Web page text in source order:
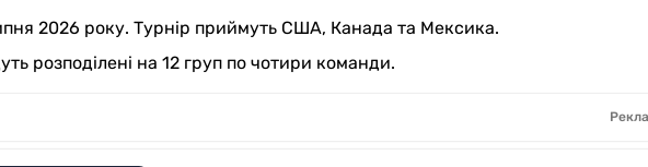
2026 року. Турнір приймуть США, Канада та Мексика.
розподілені на 12 груп по чотири команди.